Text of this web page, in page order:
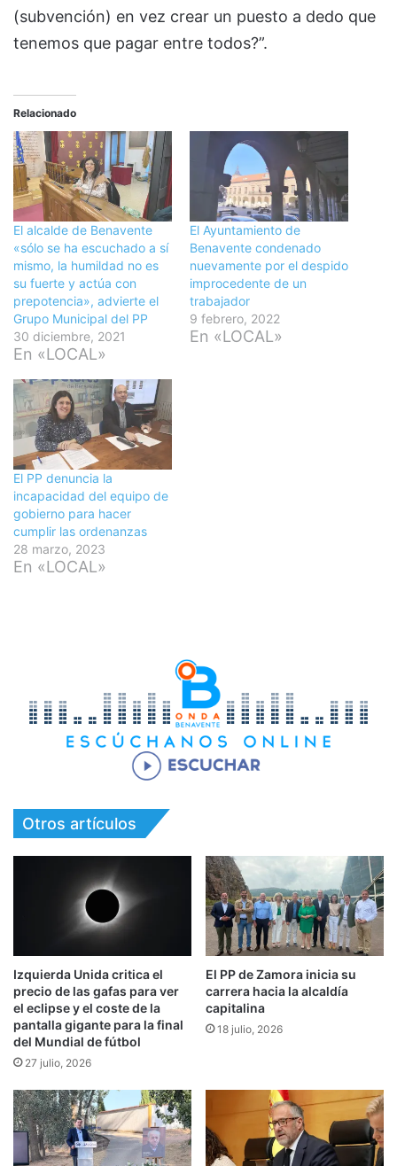
(subvención) en vez crear un puesto a dedo que
tenemos que pagar entre todos?”.
Relacionado
El alcalde de Benavente
«sólo se ha escuchado a sí
mismo, la humildad no es
su fuerte y actúa con
prepotencia», advierte el
Grupo Municipal del PP
30 diciembre, 2021
En «LOCAL»
El Ayuntamiento de
Benavente condenado
nuevamente por el despido
improcedente de un
trabajador
9 febrero, 2022
En «LOCAL»
El PP denuncia la
incapacidad del equipo de
gobierno para hacer
cumplir las ordenanzas
28 marzo, 2023
En «LOCAL»
Otros artículos
Izquierda Unida critica el
precio de las gafas para ver
el eclipse y el coste de la
pantalla gigante para la final
del Mundial de fútbol
27 julio, 2026
El PP de Zamora inicia su
carrera hacia la alcaldía
capitalina
18 julio, 2026